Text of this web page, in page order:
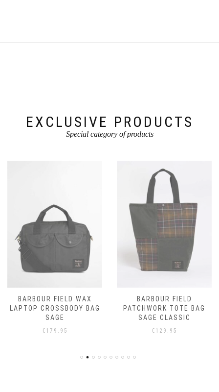
EXCLUSIVE PRODUCTS
Special category of products
BARBOUR FIELD WAX
LAPTOP CROSSBODY BAG
SAGE
€ 179.95
BARBOUR FIELD
PATCHWORK TOTE BAG
SAGE CLASSIC
€ 129.95